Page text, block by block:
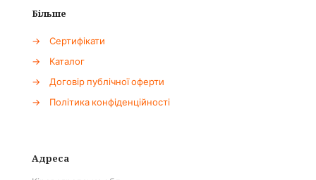
Більше
→
Сертифікати
→
Каталог
→
Договір публічної оферти
→
Політика конфіденційності
Адреса